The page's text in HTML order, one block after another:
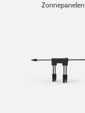
Zonnepanelen